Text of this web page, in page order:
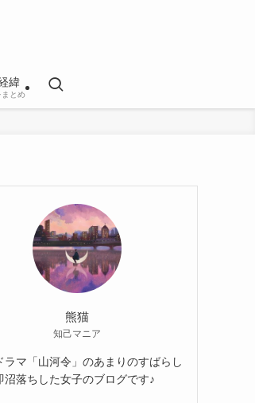
緯
とめ
熊猫
知己マニア
ラマ「山河令」のあまりのすばらし
沼落ちした女子のブログです♪